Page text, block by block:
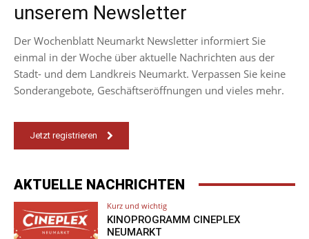
unserem Newsletter
Der Wochenblatt Neumarkt Newsletter informiert Sie
einmal in der Woche über aktuelle Nachrichten aus der
Stadt- und dem Landkreis Neumarkt. Verpassen Sie keine
Sonderangebote, Geschäftseröffnungen und vieles mehr.
Jetzt registrieren
AKTUELLE NACHRICHTEN
Kurz und wichtig
KINOPROGRAMM CINEPLEX
NEUMARKT